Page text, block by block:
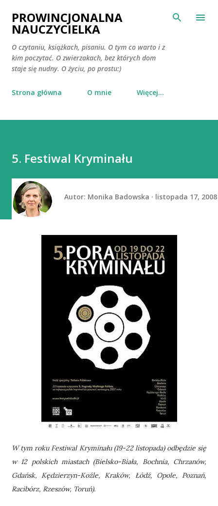
Przejdź do głównej zawartości
PROWINCJONALNA
NAUCZYCIELKA
O czytaniu, książkach, pisaniu. O tym co warto i z
kim poczytać. O zwierzakach, bez których dom
staje się nudny. O życiu, po prostu:)
Strona główna O mnie Więcej…
5. Festiwal Kryminału
Autor: Monika Badowska listopada 17, 2008
W tym roku Festiwal Kryminału (19-22 listopada) odbędzie się
w 12 polskich miastach (Bielsko-Biała, Bochnia, Chrzanów,
Gdańsk, Kędzierzyn-Koźle, Kraków, Łódź, Opole, Poznań,
Racibórz, Rzeszów, Toruń).